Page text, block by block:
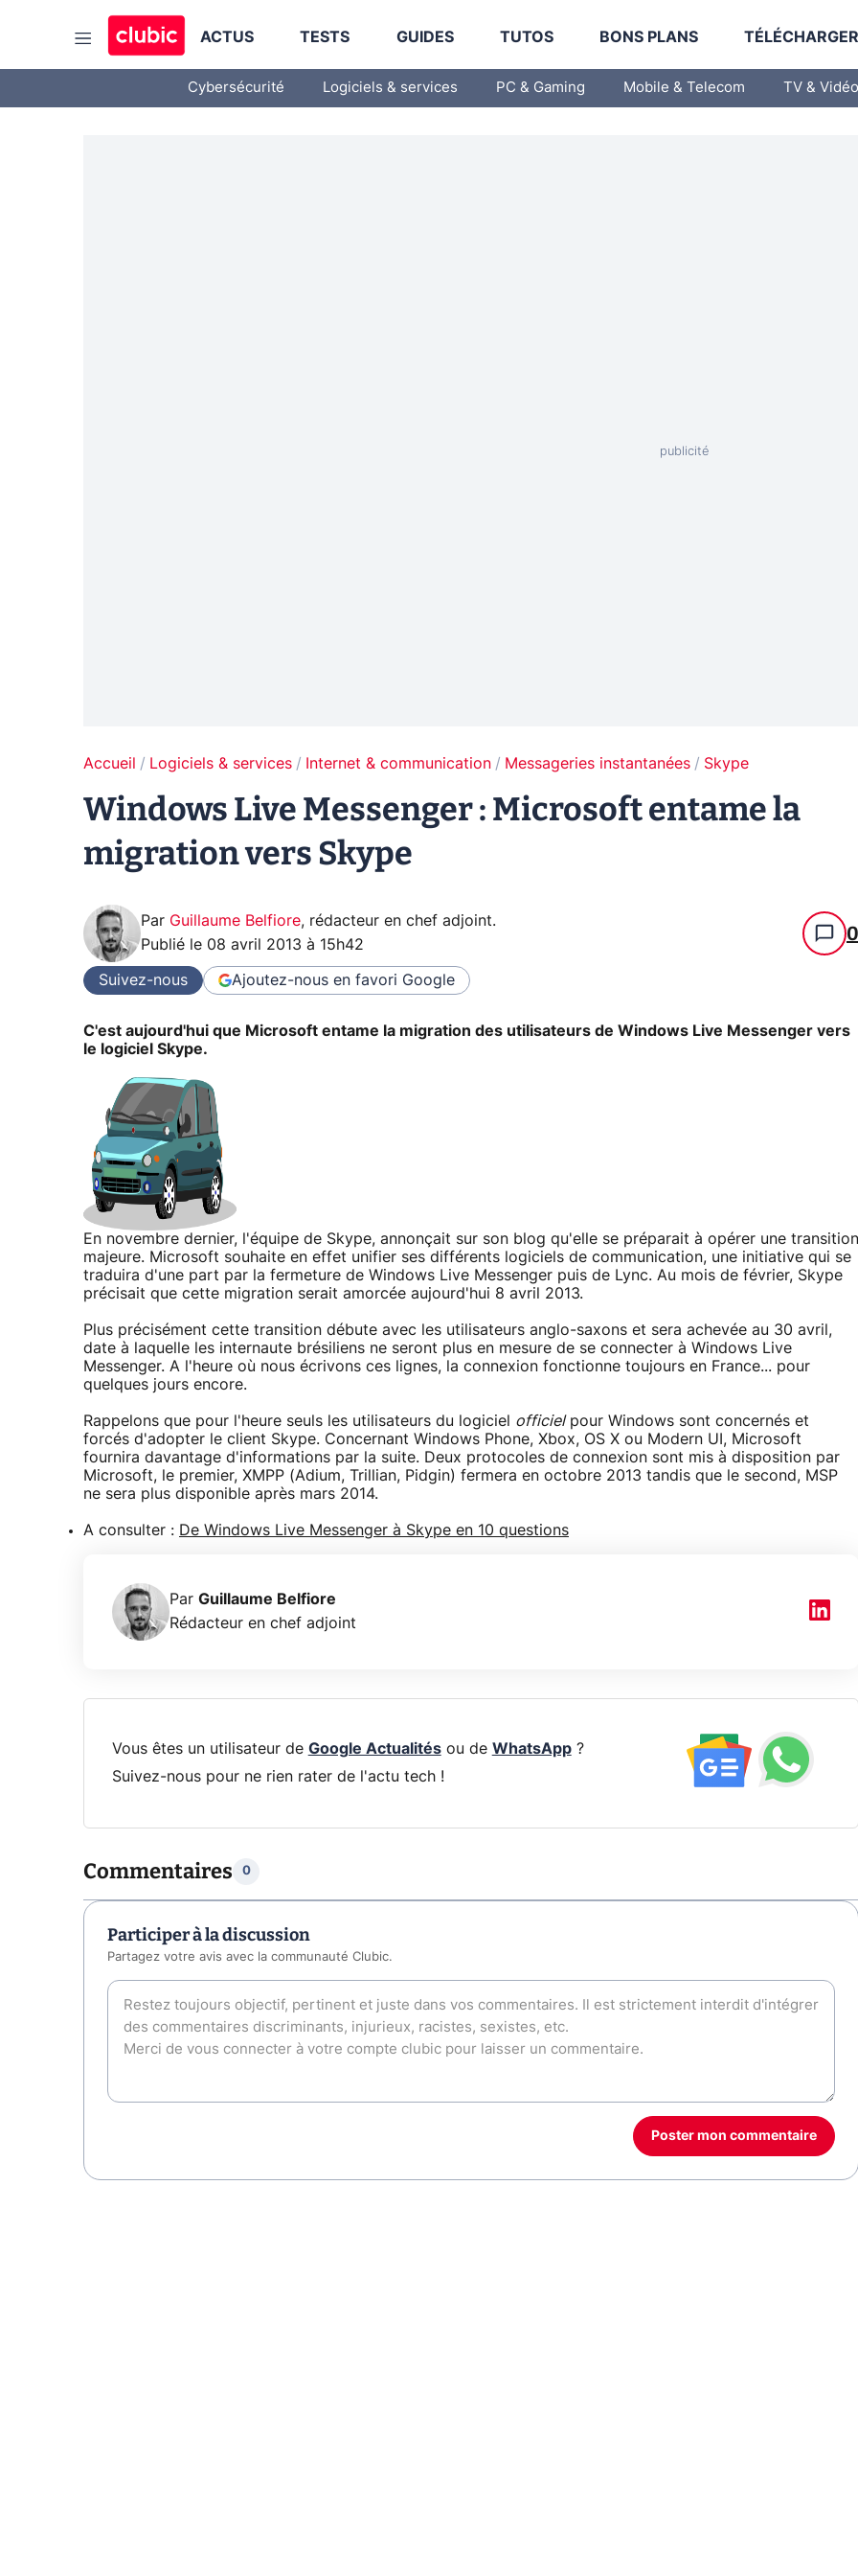
ACTUS TESTS GUIDES TUTOS BONS PLANS
Cybersécurité Logiciels & services PC & Gaming Mobile & Telecom TV & Vidéo
Accueil Logiciels & services Internet & communication Messageries instantanées Skype
Windows Live Messenger : Microsoft entame la
migration vers Skype
Par Guillaume Belfiore, rédacteur en chef adjoint.
Publié le 08 avril 2013 à 15h42 0
Suivez-nous Ajoutez-nous en favori Google
C'est aujourd'hui que Microsoft entame la migration des utilisateurs de Windows Live Messenger vers
le logiciel Skype.
En novembre dernier, l'équipe de Skype, annonçait sur son blog qu'elle se préparait à opérer une transition
majeure. Microsoft souhaite en effet unifier ses différents logiciels de communication, une initiative qui se
traduira d'une part par la fermeture de Windows Live Messenger puis de Lync. Au mois de février, Skype
précisait que cette migration serait amorcée aujourd'hui 8 avril 2013.
Plus précisément cette transition débute avec les utilisateurs anglo-saxons et sera achevée au 30 avril,
date à laquelle les internaute brésiliens ne seront plus en mesure de se connecter à Windows Live
Messenger. A l'heure où nous écrivons ces lignes, la connexion fonctionne toujours en France... pour
quelques jours encore.
Rappelons que pour l'heure seuls les utilisateurs du logiciel officielpour Windows sont concernés et
forcés d'adopter le client Skype. Concernant Windows Phone, Xbox, OS X ou Modern UI, Microsoft
fournira davantage d'informations par la suite. Deux protocoles de connexion sont mis à disposition par
Microsoft, le premier, XMPP (Adium, Trillian, Pidgin) fermera en octobre 2013 tandis que le second, MSP
ne sera plus disponible après mars 2014.
A consulter : De Windows Live Messenger à Skype en 10 questions
Par Guillaume Belfiore
Rédacteur en chef adjoint
Vous êtes un utilisateur de Google Actualitésou de WhatsApp?
Suivez-nous pour ne rien rater de l'actu tech !
Commentaires 0
Participer à la discussion
Partagez votre avis avec la communauté Clubic.
Poster mon commentaire